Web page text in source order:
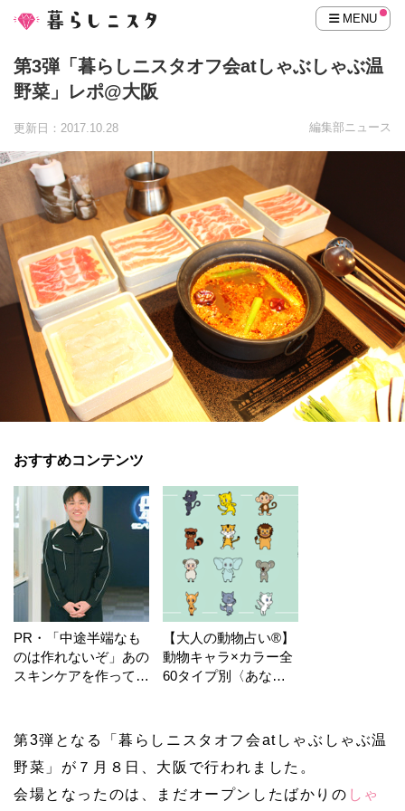
MENU
第3弾「暮らしニスタオフ会atしゃぶしゃぶ温
野菜」レポ@大阪
更新日：2017.10.28 編集部ニュース
おすすめコンテンツ
PR・「中途半端なも
のは作れないぞ」あの
スキンケアを作ってい
【大人の動物占い®】
動物キャラ×カラー全
60タイプ別〈あなた
第3弾となる「暮らしニスタオフ会atしゃぶしゃぶ温
野菜」が７月８日、大阪で行われました。
会場となったのは、まだオープンしたばかりの しゃ